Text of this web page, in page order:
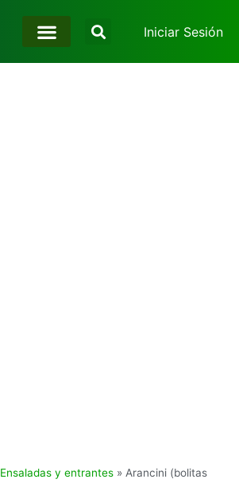
Iniciar Sesión
Ensaladas y entrantes » Arancini (bolitas